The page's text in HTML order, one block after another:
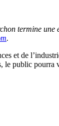
termine une
.
et de
le public